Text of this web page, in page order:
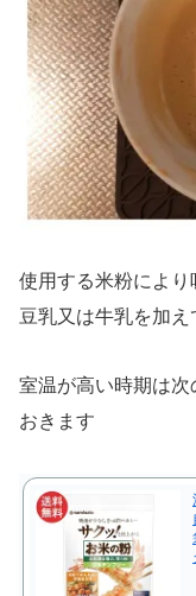
使用する米粉によ
豆乳又は牛乳を加え
室温が高い時期は
おきます